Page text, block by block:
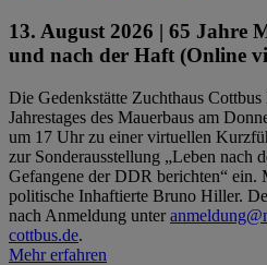
13. August 2026 | 65 Jahre
und nach der Haft (Online
Die Gedenkstätte Zuchthaus Cottbus
Jahrestages des Mauerbaus am
um 17 Uhr zu einer virtuellen
zur Sonderausstellung „Leben nach
Gefangene der DDR berichten“ ein.
politische Inhaftierte Bruno Hiller.
nach Anmeldung unter
cottbus.de.
Mehr erfahren